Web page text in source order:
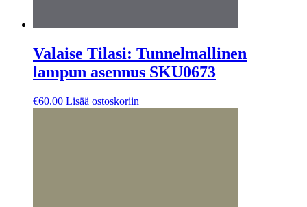
Valaise Tilasi: Tunnelmallinen
lampun asennus SKU0673
€60.00 Lisää ostoskoriin